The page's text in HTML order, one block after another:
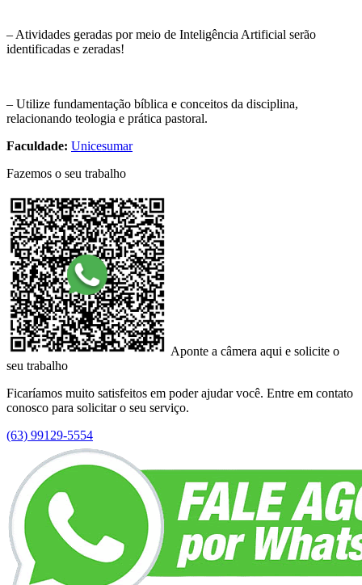
– Atividades geradas por meio de Inteligência Artificial serão
identificadas e zeradas!
– Utilize fundamentação bíblica e conceitos da disciplina,
relacionando teologia e prática pastoral.
Faculdade: Unicesumar
Fazemos o seu trabalho
Aponte a câmera aqui e solicite o
seu trabalho
Ficaríamos muito satisfeitos em poder ajudar você. Entre em contato
conosco para solicitar o seu serviço.
(63) 99129-5554